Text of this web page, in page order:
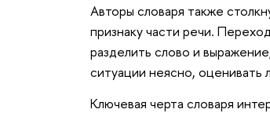
Авторы словаря также
признаку части речи.
разделить слово и
ситуации неясно, оценивать
Ключевая черта словаря